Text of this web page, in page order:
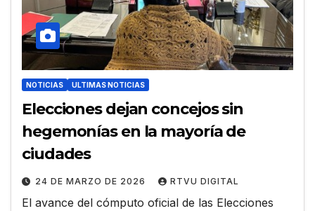
NOTICIAS ULTIMAS NOTICIAS
Elecciones dejan concejos sin
hegemonías en la mayoría de
ciudades
24 DE MARZO DE 2026 RTVU DIGITAL
El avance del cómputo oficial de las Elecciones